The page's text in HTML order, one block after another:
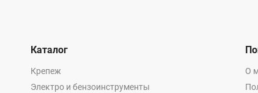
Каталог
Крепеж
Электро и бензоинструменты
О